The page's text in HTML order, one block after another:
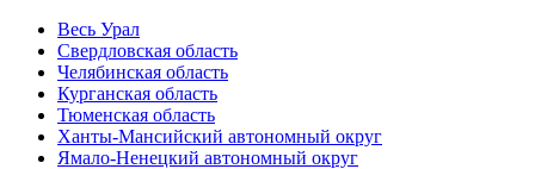
Весь Урал
Свердловская область
Челябинская область
Курганская область
Тюменская область
Ханты-Мансийский автономный округ
Ямало-Ненецкий автономный округ